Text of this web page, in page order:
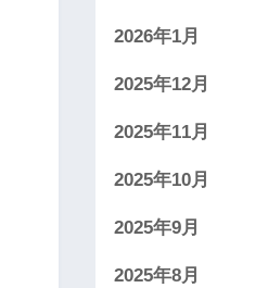
2026年1月
2025年12月
2025年11月
2025年10月
2025年9月
2025年8月